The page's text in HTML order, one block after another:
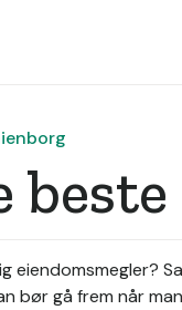
bør gå frem når